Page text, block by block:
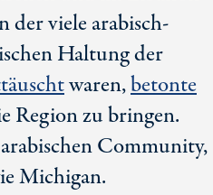
der viele arabisch-
Haltung der
waren,betonte
Region zu bringen.
Community,
Michigan.